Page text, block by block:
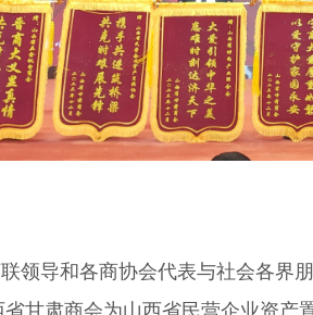
领导和各商协会代表与社会各界
甘肃商会为山西省民营企业资产